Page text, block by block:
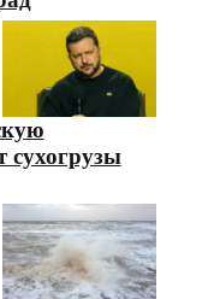
сухогрузы